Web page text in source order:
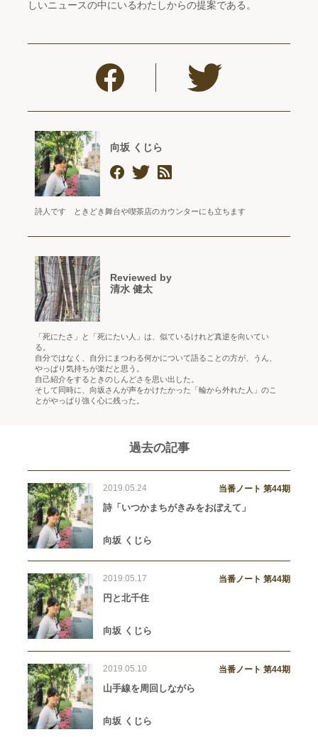
しいニュースの中にいるわたしからの提案である。
向坂 くじら
詩人です ときどき舞台や喫茶店のカウンターにも立ちます
Reviewed by
清水 健太
「死にたさ」と「死にたい人」は、似ているけれど真逆を向いてい
る。
自分ではなく、自分にまつわる何かについて語ることの方が、うん、
やっぱり気持ちが楽だと思う。
自己紹介をするときのしんどさを思い出した。
そして同時に、向坂さんが声をかけたかった「輪から外れた人」のこ
とがやっぱり強く心に残った。
過去の記事
2019.05.24 当番ノート 第44期
詩「いつかまちがきみをおぼえて」
向坂 くじら
2019.05.17 当番ノート 第44期
円と北千住
向坂 くじら
2019.05.10 当番ノート 第44期
山手線を周回しながら
向坂 くじら